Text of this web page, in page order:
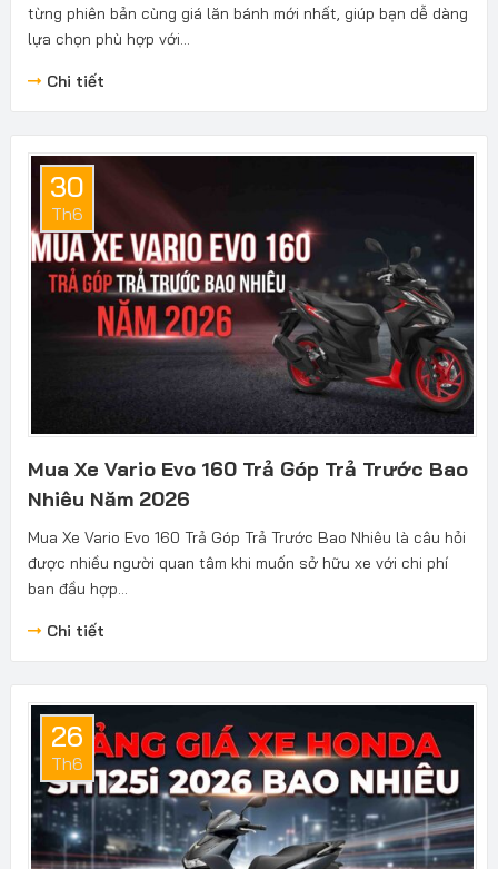
từng phiên bản cùng giá lăn bánh mới nhất, giúp bạn dễ dàng
lựa chọn phù hợp với...
Chi tiết
30
Th6
Mua Xe Vario Evo 160 Trả Góp Trả Trước Bao
Nhiêu Năm 2026
Mua Xe Vario Evo 160 Trả Góp Trả Trước Bao Nhiêu là câu hỏi
được nhiều người quan tâm khi muốn sở hữu xe với chi phí
ban đầu hợp...
Chi tiết
26
Th6